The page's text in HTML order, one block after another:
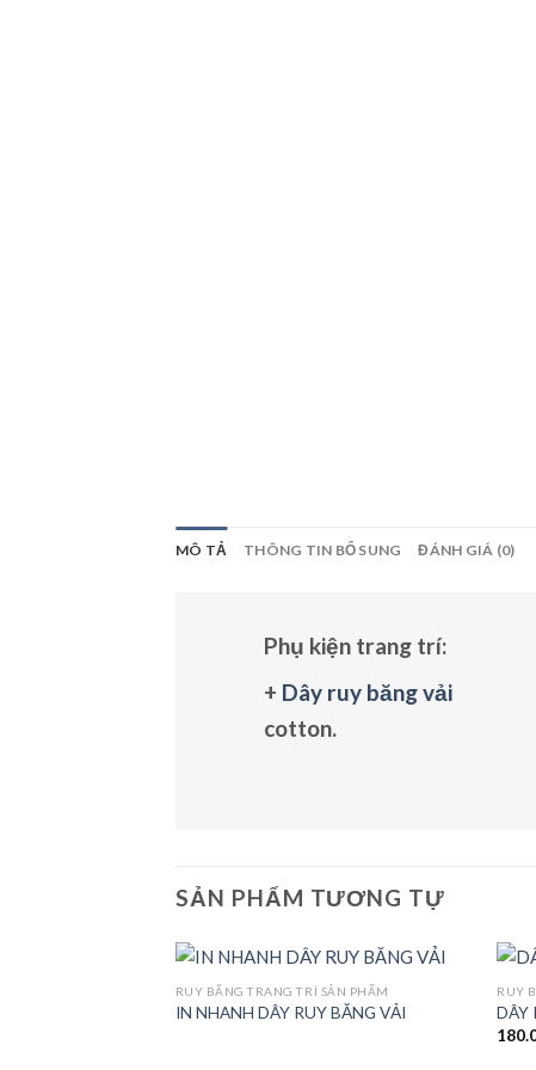
MÔ TẢ THÔNG TIN BỔ SUNG ĐÁNH GIÁ (0)
Phụ kiện trang trí:
+ Dây ruy băng vải
cotton.
SẢN PHẨM TƯƠNG TỰ
RUY BĂNG TRANG TRÍ SẢN PHẨM
IN NHANH DÂY RUY BĂNG VẢI
RUY
DÂY